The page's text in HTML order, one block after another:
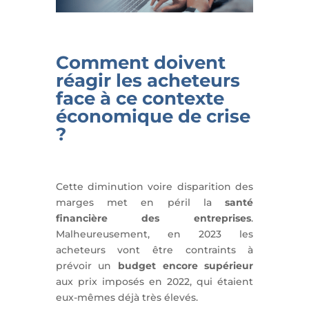
Comment doivent
réagir les acheteurs
face à ce contexte
économique de crise
?
Cette diminution voire disparition des
marges met en péril lasanté
financière des entreprises.
Malheureusement, en 2023 les
acheteurs vont être contraints à
prévoir un budget encore supérieur
aux prix imposés en 2022, qui étaient
eux-mêmes déjà très élevés.